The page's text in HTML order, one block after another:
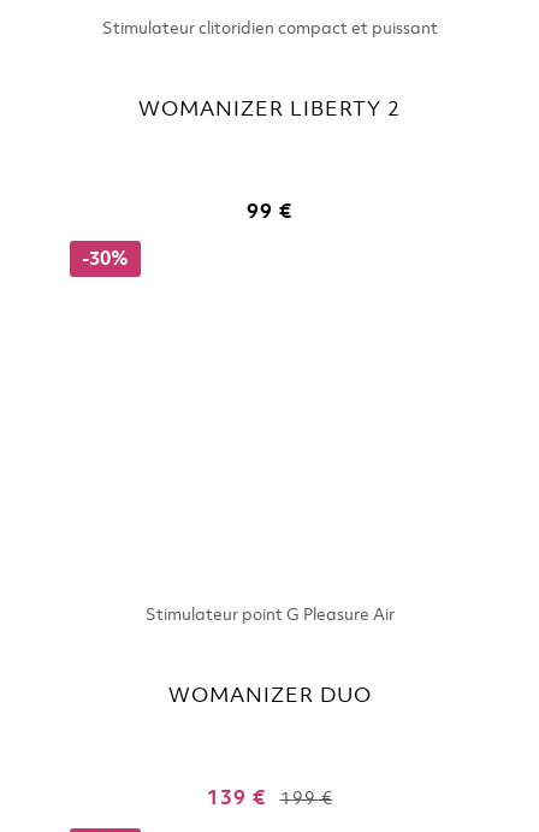
WOMANIZER LIBERTY 2
Stimulateur clitoridien compact et puissant
99 €
-30%
WOMANIZER DUO
Stimulateur point G Pleasure Air
139 € 199 €